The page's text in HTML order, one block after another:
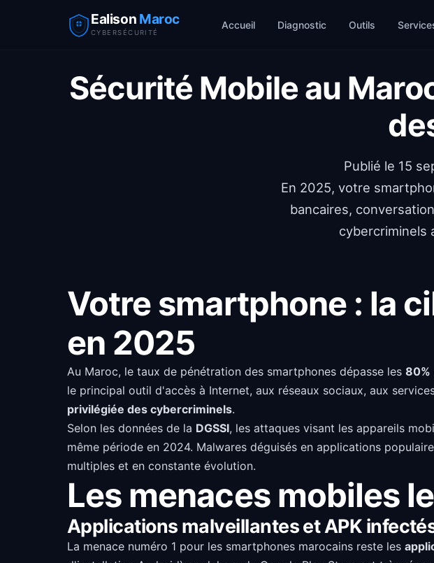
Ealison Maroc
CYBERSÉCURITÉ
Accueil Diagnostic Outils
Sécurité Mobile au
Publié le 15
En 2025, votre
bancaires,
cybercriminels
Votre smartphone : la
en 2025
Au Maroc, le taux de pénétration des smartphones dépasse les 80%
le principal outil d'accès à Internet, aux réseaux sociaux, aux
privilégiée des cybercriminels.
Selon les données de la DGSSI, les attaques visant les appareils
même période en 2024. Malwares déguisés en applications
multiples et en constante évolution.
Les menaces mobiles
Applications malveillantes et APK
La menace numéro 1 pour les smartphones marocains reste les